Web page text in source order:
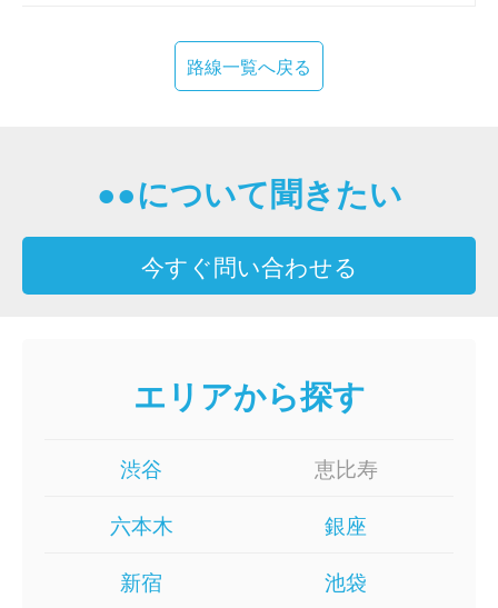
路線一覧へ戻る
●●について聞きたい
今すぐ問い合わせる
エリアから探す
渋谷
恵比寿
六本木
銀座
新宿
池袋